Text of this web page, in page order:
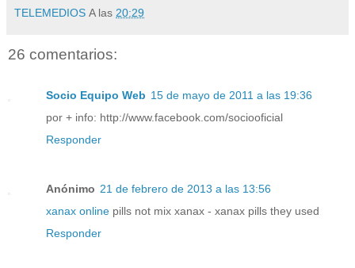
TELEMEDIOS A las 20:29
26 comentarios:
Socio Equipo Web 15 de mayo de 2011 a las 19:36
por + info: http://www.facebook.com/sociooficial
Responder
Anónimo 21 de febrero de 2013 a las 13:56
xanax online pills not mix xanax - xanax pills they used
Responder